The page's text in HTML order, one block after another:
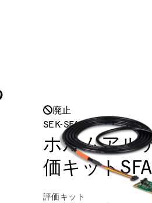
廃止
SEK-SFA30
ホルムアル
価キット
評価キット